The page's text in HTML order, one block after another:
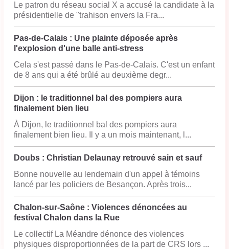
Le patron du réseau social X a accusé la candidate à la
présidentielle de "trahison envers la Fra...
Pas-de-Calais : Une plainte déposée après
l'explosion d'une balle anti-stress
Cela s'est passé dans le Pas-de-Calais. C'est un enfant
de 8 ans qui a été brûlé au deuxième degr...
Dijon : le traditionnel bal des pompiers aura
finalement bien lieu
À Dijon, le traditionnel bal des pompiers aura
finalement bien lieu. Il y a un mois maintenant, l...
Doubs : Christian Delaunay retrouvé sain et sauf
Bonne nouvelle au lendemain d'un appel à témoins
lancé par les policiers de Besançon. Après trois...
Chalon-sur-Saône : Violences dénoncées au
festival Chalon dans la Rue
Le collectif La Méandre dénonce des violences
physiques disproportionnées de la part de CRS lors ...